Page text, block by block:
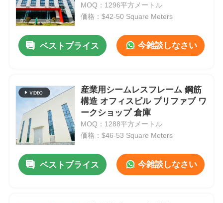
MOQ：1296平方メートル
価格：$42-50 Square Meters
ベストプライス 今雑談しなさい
産業用シームレスフレーム 鋼筋
構造 オフィスビル プリファブ ワ
ークショップ 倉庫
MOQ：1288平方メートル
価格：$46-53 Square Meters
ベストプライス 今雑談しなさい